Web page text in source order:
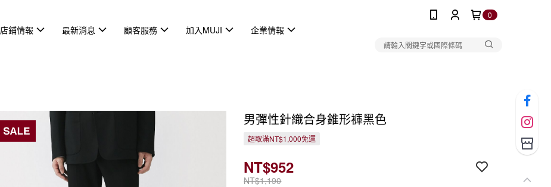
0
店鋪情報 最新消息 顧客服務 加入MUJI 企業情報
男彈性針織合身錐形褲黑色
超取滿NT$1,000免運
NT$1,190
NT$952